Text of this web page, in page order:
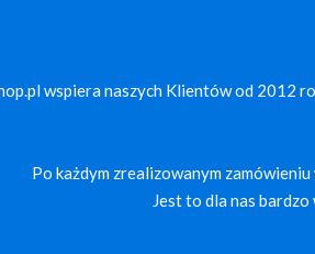
wspiera naszych Klientów od 2012
Po każdym zrealizowanym
Jest to dla nas